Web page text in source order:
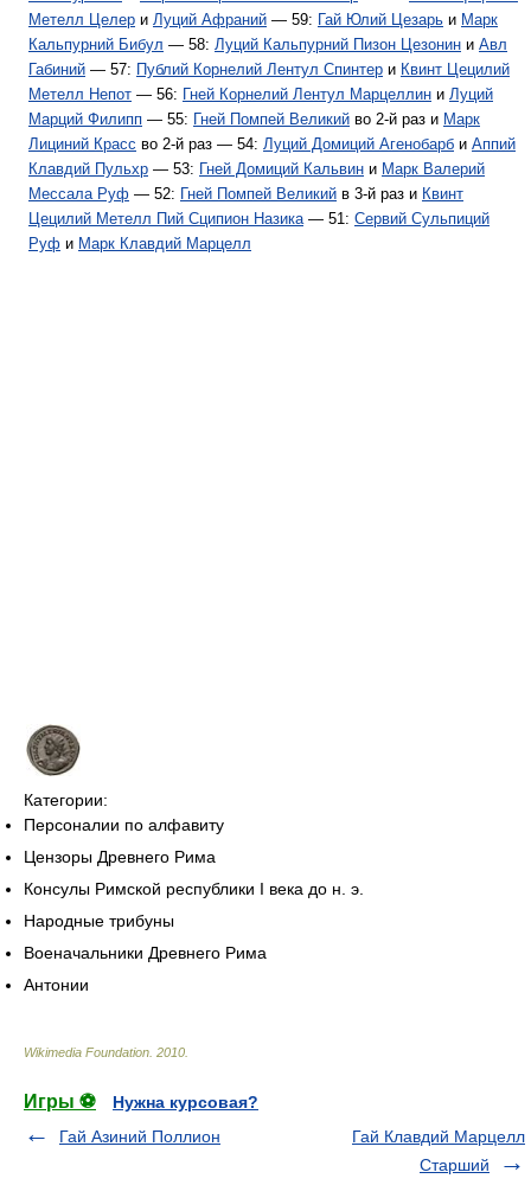
Метелл Целер и Луций Афраний — 59: Гай Юлий Цезарь и Марк
Кальпурний Бибул — 58: Луций Кальпурний Пизон Цезонин и Авл
Габиний — 57: Публий Корнелий Лентул Спинтер и Квинт Цецилий
Метелл Непот — 56: Гней Корнелий Лентул Марцеллин и Луций
Марций Филипп — 55: Гней Помпей Великий во 2-й раз и Марк
Лициний Красс во 2-й раз — 54: Луций Домиций Агенобарб и Аппий
Клавдий Пульхр — 53: Гней Домиций Кальвин и Марк Валерий
Мессала Руф — 52: Гней Помпей Великий в 3-й раз и Квинт
Цецилий Метелл Пий Сципион Назика — 51: Сервий Сульпиций
Руф и Марк Клавдий Марцелл
Категории:
Персоналии по алфавиту
Цензоры Древнего Рима
Консулы Римской республики I века до н. э.
Народные трибуны
Военачальники Древнего Рима
Антонии
Wikimedia Foundation 2010
Игры ⚽
Нужна курсовая?
Гай Азиний Поллион
Гай Клавдий Марцелл
Старший